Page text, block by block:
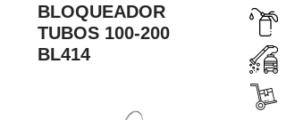
BLOQUEADOR
TUBOS 100-200
BL414